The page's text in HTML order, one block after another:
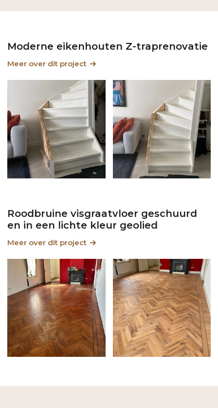
Moderne eikenhouten Z-traprenovatie
Meer over dit project
Roodbruine visgraatvloer geschuurd
en in een lichte kleur geolied
Meer over dit project